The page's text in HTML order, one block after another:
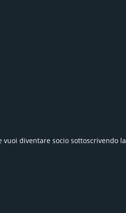
vuoi diventare socio sottoscrivendo la